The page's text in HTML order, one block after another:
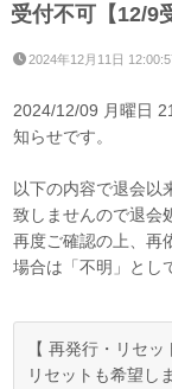
受付不可【12/9
2024年12月11日
2024/12/09 月曜日
知らせです。
以下の内容で退会以
致しませんので退会
再度ご確認の上、再
場合は「不明」とし
【 再発行・リセ
リセットも希望し